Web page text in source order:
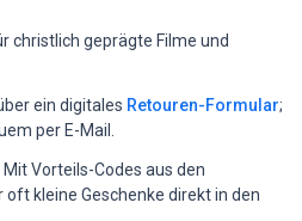
christlich geprägte Filme und
ein digitales Retouren-Formular;
per E-Mail.
Mit Vorteils-Codes aus den
kleine Geschenke direkt in den